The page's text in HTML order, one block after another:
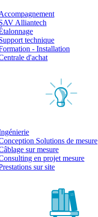
Alliantech
technique
- Installation
d'achat
Solutions de mesure
sur mesure
en projet mesure
sur site